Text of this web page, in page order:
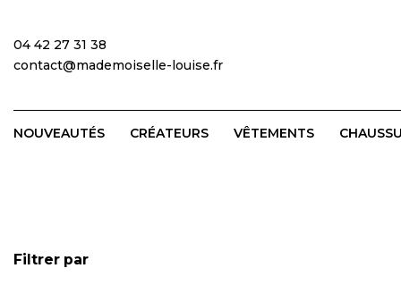
04 42 27 31 38
contact@mademoiselle-louise.fr
NOUVEAUTÉS CRÉATEURS VÊTEMENTS
Filtrer par